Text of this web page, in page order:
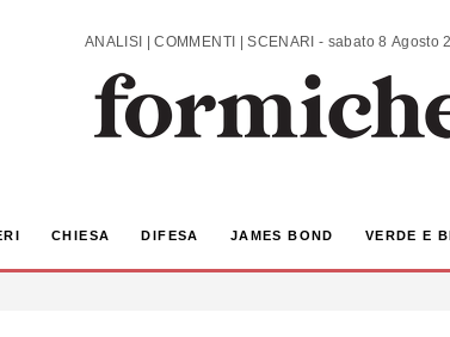
ANALISI | COMMENTI | SCENARI - sabato 8
CHIESA DIFESA JAMES BOND VERDE E